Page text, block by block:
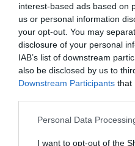
interest-based ads based on
us or personal information
your opt-out. You may
disclosure of your personal
IAB’s list of downstream
also be disclosed by us to
Downstream Participants that
Please note that this
not limited to your visit or
Personal Data
I want to opt-out of the